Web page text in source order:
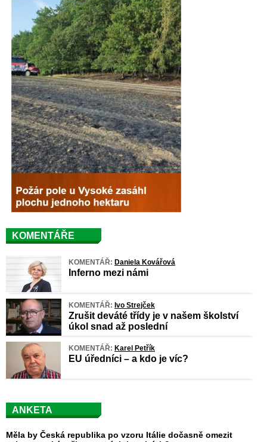
KOMENTÁŘE
KOMENTÁŘ: Daniela Kovářová
Inferno mezi námi
KOMENTÁŘ: Ivo Strejček
Zrušit deváté třídy je v našem školství
úkol snad až poslední
KOMENTÁŘ: Karel Petřík
EU úředníci – a kdo je víc?
ANKETA
Měla by Česká republika po vzoru Itálie dočasně omezit